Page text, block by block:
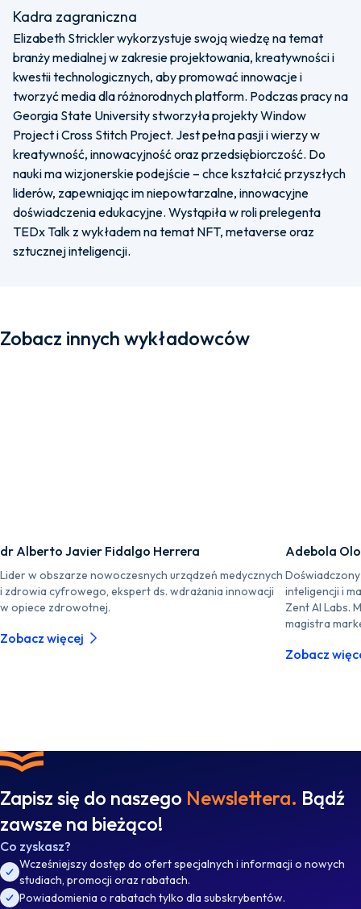
Kadra zagraniczna
Elizabeth Strickler wykorzystuje swoją wiedzę na temat
branży medialnej w zakresie projektowania, kreatywności i
kwestii technologicznych, aby promować innowacje i
tworzyć media dla różnorodnych platform. Podczas pracy na
Georgia State University stworzyła projekty Window
Project i Cross Stitch Project. Jest pełna pasji i wierzy w
kreatywność, innowacyjność oraz przedsiębiorczość. Do
nauki ma wizjonerskie podejście – chce kształcić przyszłych
liderów, zapewniając im niepowtarzalne, innowacyjne
doświadczenia edukacyjne. Wystąpiła w roli prelegenta
TEDx Talk z wykładem na temat NFT, metaverse oraz
sztucznej inteligencji.
Zobacz innych wykładowców
dr Alberto Javier Fidalgo Herrera
Lider w obszarze nowoczesnych urządzeń medycznych
i zdrowia cyfrowego, ekspert ds. wdrażania innowacji
w opiece zdrowotnej.
Zobacz więcej
Adebola
inteligencji i
Zent AI Labs.
magistra
Zobacz
Zapisz się do naszego Newslettera. Bądź
zawsze na bieżąco!
Co zyskasz?
Wcześniejszy dostęp do ofert specjalnych i informacji o nowych
studiach, promocji oraz rabatach.
Powiadomienia o rabatach tylko dla subskrybentów.